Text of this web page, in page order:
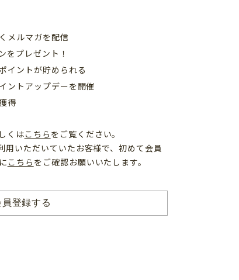
メルマガを配信
をプレゼント！
イントが貯められる
ントアップデーを開催
得
くはこちら をご覧ください。
いただいていたお客様で、初めて会員
こちら をご確認お願いいたします。
員登録する